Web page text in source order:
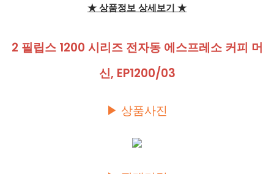
★ 상품정보 상세보기 ★
2 필립스 1200 시리즈 전자동 에스프레소 커피 머
신, EP1200/03
▶ 상품사진